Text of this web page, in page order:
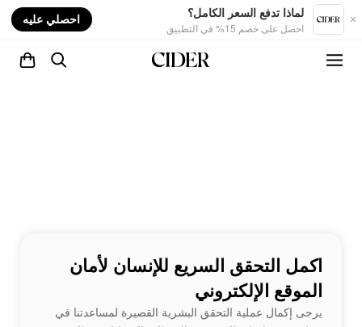
لماذا تدفع السعر الكامل؟
احصل على خصم 15% في التطبيق
احصلي عليه
اكمل التحقق السريع للإنسان لأمان
الموقع الإلكتروني
يرجى إكمال عملية التحقق البشرية القصيرة لمساعدتنا في